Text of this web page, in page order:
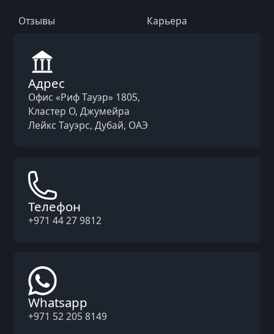
Отзывы Карьера
Адрес
Офис «Риф Тауэр» 1805,
Кластер O, Джумейра
Лейкс Тауэрс, Дубай, ОАЭ
Телефон
+971 44 27 9812
Whatsapp
+971 52 205 8149